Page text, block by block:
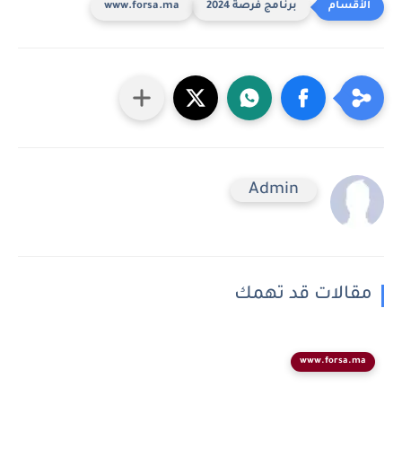
برنامج فرصة 2024 www.forsa.ma
Admin
مقالات قد تهمك
www.forsa.ma